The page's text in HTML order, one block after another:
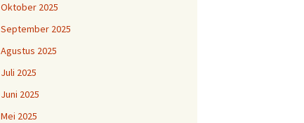
Oktober 2025
September 2025
Agustus 2025
Juli 2025
Juni 2025
Mei 2025